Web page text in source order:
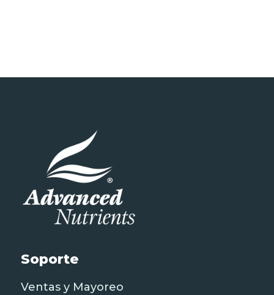
$15,500.00
Soporte
Ventas y Mayoreo